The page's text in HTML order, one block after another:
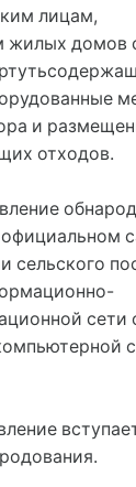
лицам,
жилых домов
и
отходов.
сельского
сети